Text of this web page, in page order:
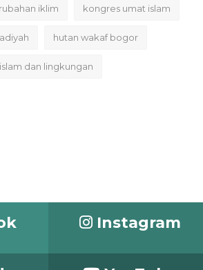
iklim kongres umat islam
hutan wakaf bogor
islam dan lingkungan
Instagram